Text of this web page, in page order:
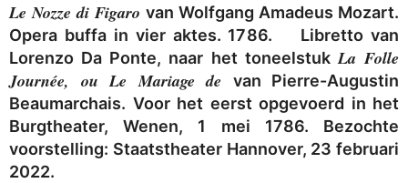
Le Nozze di Figaro van Wolfgang Amadeus Mozart.
Opera buffa in vier aktes. 1786. Libretto van
Lorenzo Da Ponte, naar het toneelstuk La Folle
Journée, ou Le Mariage de
van Pierre-Augustin
Beaumarchais. Voor het eerst opgevoerd in het
Burgtheater, Wenen, 1 mei 1786. Bezochte
voorstelling: Staatstheater Hannover, 23 februari
2022.